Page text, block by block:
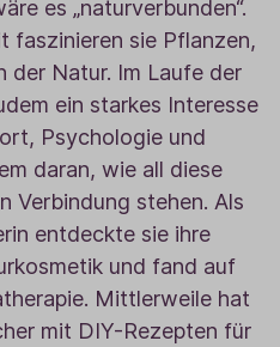
es „naturverbunden“.
faszinieren sie Pflanzen,
der Natur. Im Laufe der
ein starkes Interesse
Psychologie und
daran, wie all diese
Verbindung stehen. Als
entdeckte sie ihre
und fand auf
Mittlerweile hat
mit DIY-Rezepten für